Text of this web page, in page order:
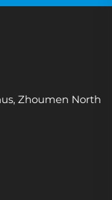
Zhoumen North